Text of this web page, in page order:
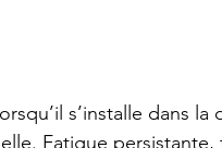
s’installe dans la
Fatigue